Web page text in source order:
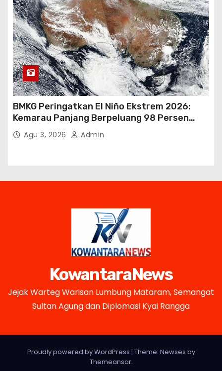
BMKG Peringatkan El Niño Ekstrem 2026:
Kemarau Panjang Berpeluang 98 Persen
hingga Awal 2027
Agu 3, 2026 Admin
KowantaraNews
Jejak Warteg Warisan Lumbung Mataram, Semangat
Sultan Agung dan Diplomasi Kyai Rangga
Proudly powered by WordPress | Theme: Newses by
Themeansar.